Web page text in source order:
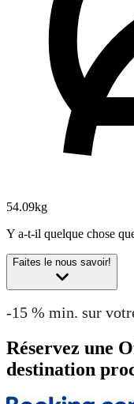
54.09kg
Y a-t-il quelque chose
Faites le nous savoir!
-15 % min. sur
Réservez une
destination